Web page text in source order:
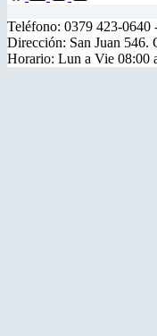
Teléfono: 0379 423-0640
Dirección: San Juan 546.
Horario: Lun a Vie 08:00